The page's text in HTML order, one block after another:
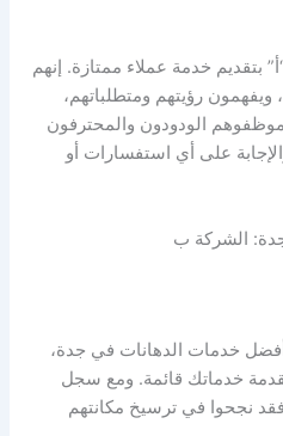
بتقديم خدمة عملاء ممتازة. إنهم
رؤيتهم ومتطلباتهم،
موظفوهم الودودون والمحترفون
على أي استفسارات أو
أفضل خدمات الدهانات في جدة،
خدماتك قائمة. ومع سجل
نجحوا في ترسيخ مكانتهم